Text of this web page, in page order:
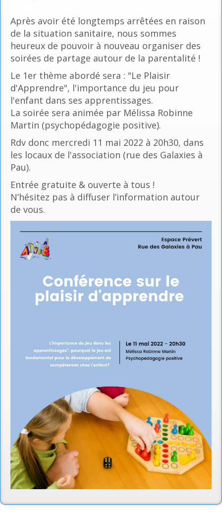
Après avoir été longtemps arrêtées en raison
de la situation sanitaire, nous sommes
heureux de pouvoir à nouveau organiser des
soirées de partage autour de la parentalité !
Le 1er thème abordé sera : "Le Plaisir
d'Apprendre", l'importance du jeu pour
l'enfant dans ses apprentissages.
La soirée sera animée par Mélissa Robinne
Martin (psychopédagogie positive).
Rdv donc mercredi 11 mai 2022 à 20h30, dans
les locaux de l'association (rue des Galaxies à
Pau).
Entrée gratuite & ouverte à tous !
N’hésitez pas à diffuser l’information autour
de vous.